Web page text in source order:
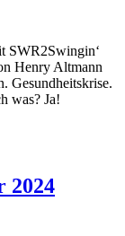
SWR2Swingin‘
Henry Altmann
Gesundheitskrise.
was? Ja!
2024